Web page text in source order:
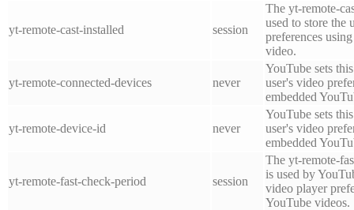
yt-remote-cast-installed session
The yt-remote-
used to store the
preferences
video.
yt-remote-connected-devices never
YouTube sets
user's video
embedded
yt-remote-device-id never
YouTube sets
user's video
embedded
yt-remote-fast-check-period session
The yt-remote-
is used by
video player
YouTube videos.